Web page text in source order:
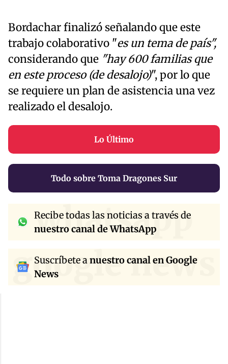
Bordachar finalizó señalando que este
trabajo colaborativo "es un tema de país",
considerando que "hay 600 familias que
en este proceso (de desalojo)", por lo que
se requiere un plan de asistencia una vez
realizado el desalojo.
Lo Último
Todo sobre Toma Dragones Sur
whatsapp
Recibe todas las noticias a través de
nuestro canal de WhatsApp
google news
Suscríbete anuestro canal en Google
News